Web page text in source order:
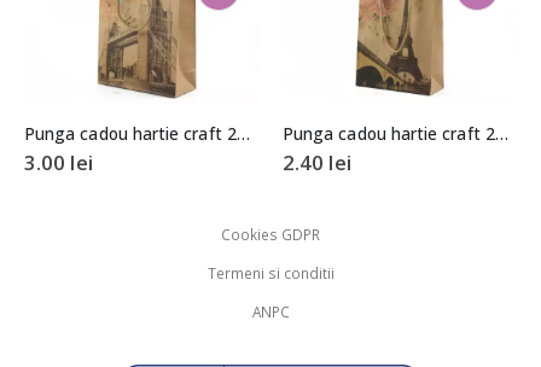
Punga cadou hartie craft 24,5x19x8cm
3.00 lei
Punga cadou hartie craft 20x15x6cm
2.40 lei
Cookies GDPR
Termeni si conditii
ANPC